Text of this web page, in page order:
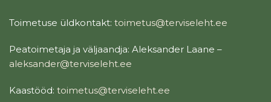
Toimetuse üldkontakt: toimetus@terviseleht.ee
Peatoimetaja ja väljaandja: Aleksander Laane –
aleksander@terviseleht.ee
Kaastööd: toimetus@terviseleht.ee